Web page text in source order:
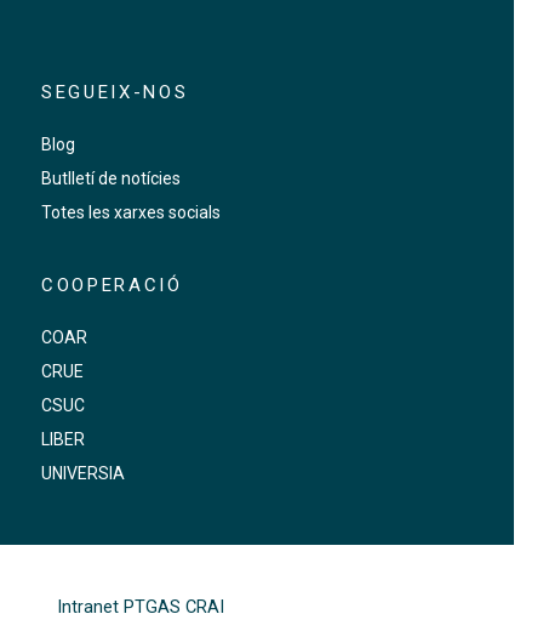
SEGUEIX-NOS
Blog
Butlletí de notícies
Totes les xarxes socials
COOPERACIÓ
COAR
CRUE
CSUC
LIBER
UNIVERSIA
Intranet PTGAS CRAI